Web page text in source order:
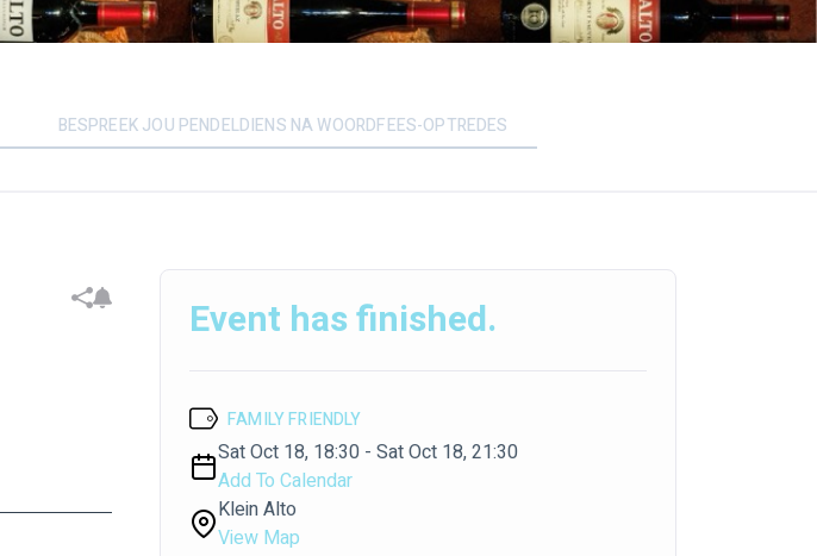
BESPREEK JOU PENDELDIENS NA WOORDFEES-OPTREDES
Event has finished.
FAMILY FRIENDLY
Sat Oct 18, 18:30 - Sat Oct 18, 21:30
Add To Calendar
Klein Alto
View Map